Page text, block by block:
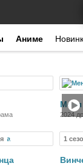
Аниме
Меня
2024
Сериал 1